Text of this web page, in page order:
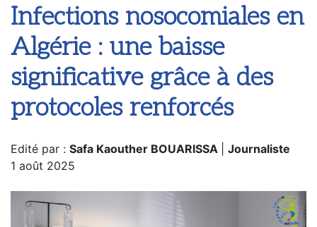
Infections nosocomiales en
Algérie : une baisse
significative grâce à des
protocoles renforcés
Edité par : Safa Kaouther BOUARISSA
Journaliste
1 août 2025